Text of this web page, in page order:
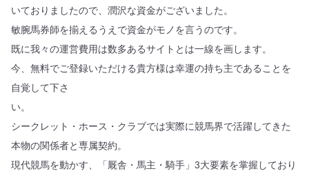
いておりましたので、潤沢な資金がございました。
敏腕馬券師を揃えるうえで資金がモノを言うのです。
既に我々の運営費用は数多あるサイトとは一線を画します。
今、無料でご登録いただける貴方様は幸運の持ち主であることを
自覚して下さ
い。
シークレット・ホース・クラブでは実際に競馬界で活躍してきた
本物の関係者と専属契約。
現代競馬を動かす、「厩舎・馬主・騎手」3大要素を掌握しており